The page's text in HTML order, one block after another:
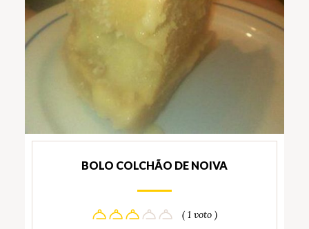
BOLO COLCHÃO DE NOIVA
( 1 voto )